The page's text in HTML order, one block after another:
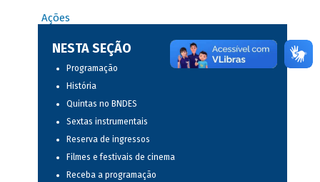
Ações
NESTA SEÇÃO
Programação
História
Quintas no BNDES
Sextas instrumentais
Reserva de ingressos
Filmes e festivais de cinema
Receba a programação